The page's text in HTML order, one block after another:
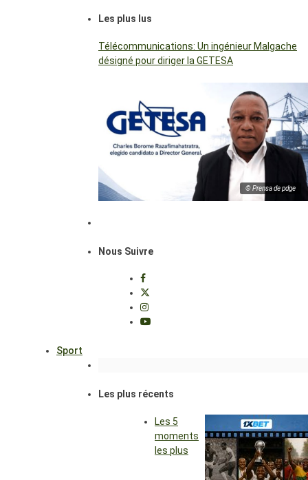
Les plus lus
Télécommunications: Un ingénieur Malgache
désigné pour diriger la GETESA
© Prensa de pdge
Nous Suivre
Sport
Les plus récents
Les 5
moments
les plus